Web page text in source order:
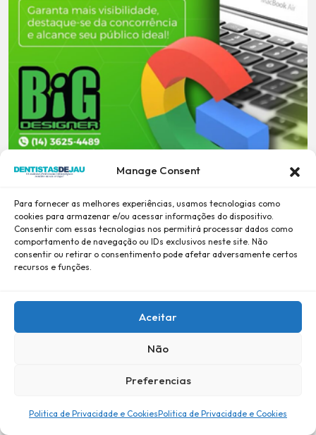
Manage Consent
Para fornecer as melhores experiências, usamos tecnologias como
cookies para armazenar e/ou acessar informações do dispositivo.
Consentir com essas tecnologias nos permitirá processar dados como
comportamento de navegação ou IDs exclusivos neste site. Não
consentir ou retirar o consentimento pode afetar adversamente certos
recursos e funções.
Aceitar
Não
Preferencias
Politica de Privacidade e CookiesPolitica de Privacidade e Cookies
Desde 2001, Confiança e Credibilidade -
Política de Privacidade e Cookies